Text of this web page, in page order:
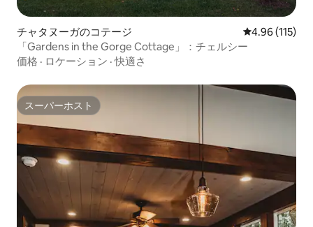
チャタヌーガのコテージ レビュー115
4.96 (115)
「Gardens in the Gorge Cottage」：チェルシー
価格 · ロケーション ·快適さ
スーパーホスト
スーパーホスト